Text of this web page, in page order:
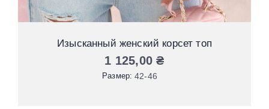
Изысканный женский корсет топ
1 125,00₴
Размер: 42-46